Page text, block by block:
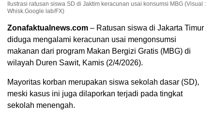
Ilustrasi ratusan siswa SD di Jaktim keracunan usai konsumsi MBG (Visual :
Whisk.Google lab/FX)
Zonafaktualnews.com – Ratusan siswa di Jakarta Timur
diduga mengalami keracunan usai mengonsumsi
makanan dari program Makan Bergizi Gratis (MBG) di
wilayah Duren Sawit, Kamis (2/4/2026).
Mayoritas korban merupakan siswa sekolah dasar (SD),
meski kasus ini juga dilaporkan terjadi pada tingkat
sekolah menengah.